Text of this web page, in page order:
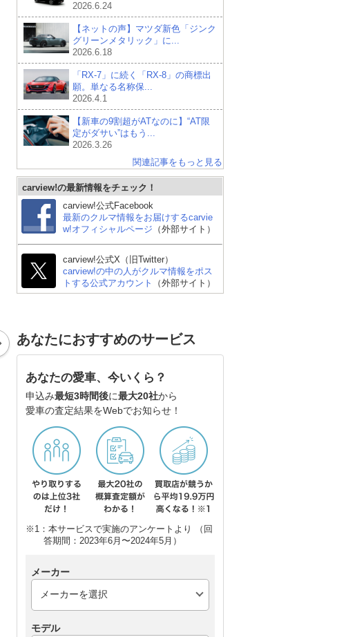
ポルシェ 911
2026.6.24
【ネットの声】マツダ新色「ジンク
グリーンメタリック」に...
2026.6.18
「RX-7」に続く「RX-8」の商標出
願。単なる名称保...
2026.4.1
【新車の9割超がATなのに】“AT限
定がダサい”はもう...
2026.3.26
関連記事をもっと見る
carview!の最新情報をチェック！
carview!公式Facebook
最新のクルマ情報をお届けするcarvie
w!オフィシャルページ （外部サイト）
carview!公式X（旧Twitter）
carview!の中の人がクルマ情報をポス
トする公式アカウント
（外部サイト）
あなたにおすすめのサービス
あなたの愛車、今いくら？
申込み最短3時間後に最大20社から
愛車の査定結果をWebでお知らせ！
※1：本サービスで実施のアンケートより （回
答期間：2023年6月〜2024年5月）
メーカー
モデル